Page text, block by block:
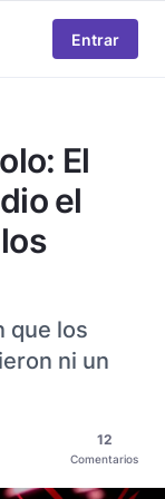
Entrar
El
el
que los
ni un
12
Comentarios